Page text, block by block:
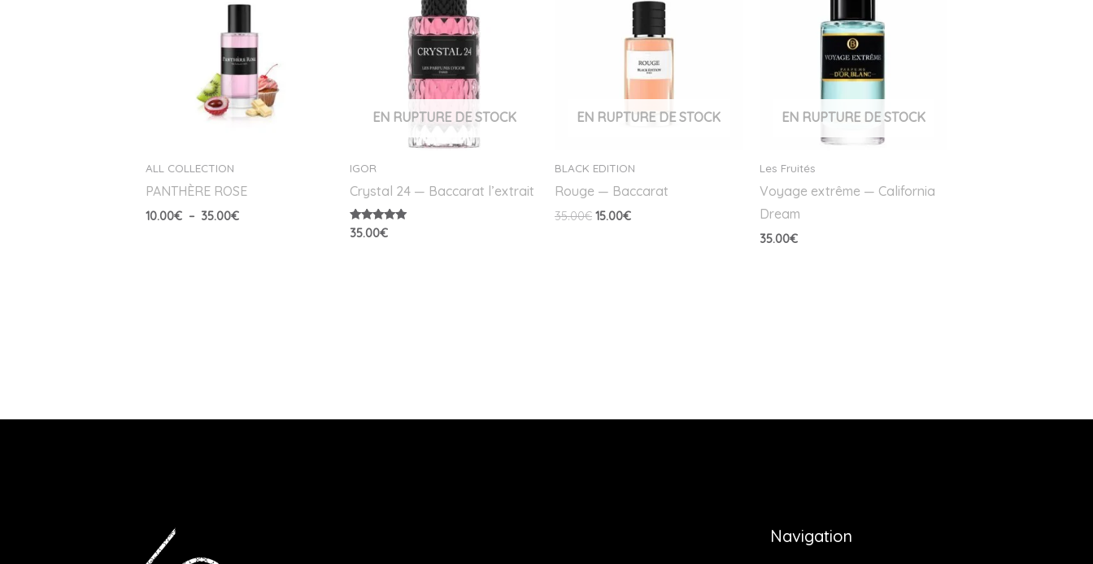
ALL COLLECTION
PANTHÈRE ROSE
10.00€ – 35.00€
35.00€
EN RUPTURE DE STOCK
IGOR
Crystal 24 — Baccarat l’extrait
Note
35.00€
EN RUPTURE DE STOCK
BLACK EDITION
Rouge — Baccarat
35.00€
35.00€.
15.00€
est :
15.00€.
EN RUPTURE DE STOCK
Les Fruités
Voyage extrême — California
Dream
35.00€
Navigation